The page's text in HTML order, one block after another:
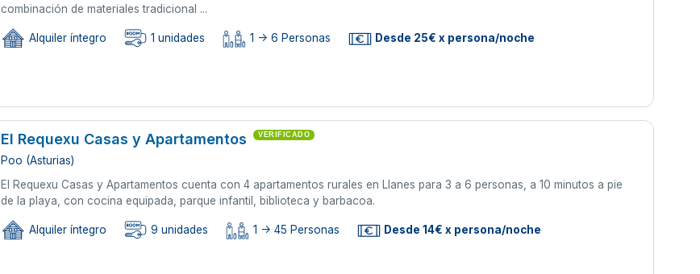
combinación de materiales tradicional ...
Alquiler íntegro 1 unidades 1 -> 6 Personas Desde 25€ x persona/noche
El Requexu Casas y Apartamentos VERIFICADO
Poo (Asturias)
El Requexu Casas y Apartamentos cuenta con 4 apartamentos rurales en Llanes para 3 a 6 personas, a 10 minutos a pie
de la playa, con cocina equipada, parque infantil, biblioteca y barbacoa.
Alquiler íntegro 9 unidades 1 -> 45 Personas Desde 14€ x persona/noche